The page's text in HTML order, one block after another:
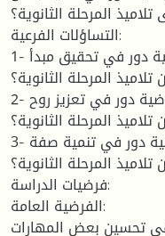
المرحلة الثانوية؟
التساؤلات الفرعية:
1- هل لحصة التربية البدنية والرياضية دور في تحقيق مبدأ
تلاميذ المرحلة الثانوية؟
2- هل لحصة التربية البدنية والرياضية دور في تعزيز روح
المرحلة الثانوية؟
3- هل لحصة التربية البدنية والرياضية دور في تنمية صفة
تلاميذ المرحلة الثانوية؟
فرضيات الدراسة:
الفرضية العامة:
في تحسين بعض المهارات